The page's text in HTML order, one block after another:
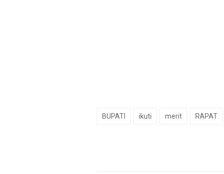
BUPATI ikuti merit RAPAT